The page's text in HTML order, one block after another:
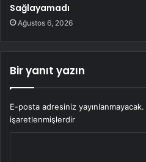
Sağlayamadı
Ağustos 6, 2026
Bir yanıt yazın
E-posta adresiniz yayınlanmayacak.
işaretlenmişlerdir